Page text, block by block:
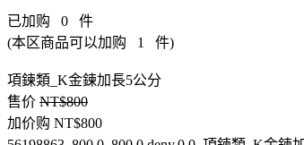
已加购 0 件
(本区商品可以加购 1 件)
項鍊類_K金鍊加長5公分
售价 NT$800
加价购 NT$800